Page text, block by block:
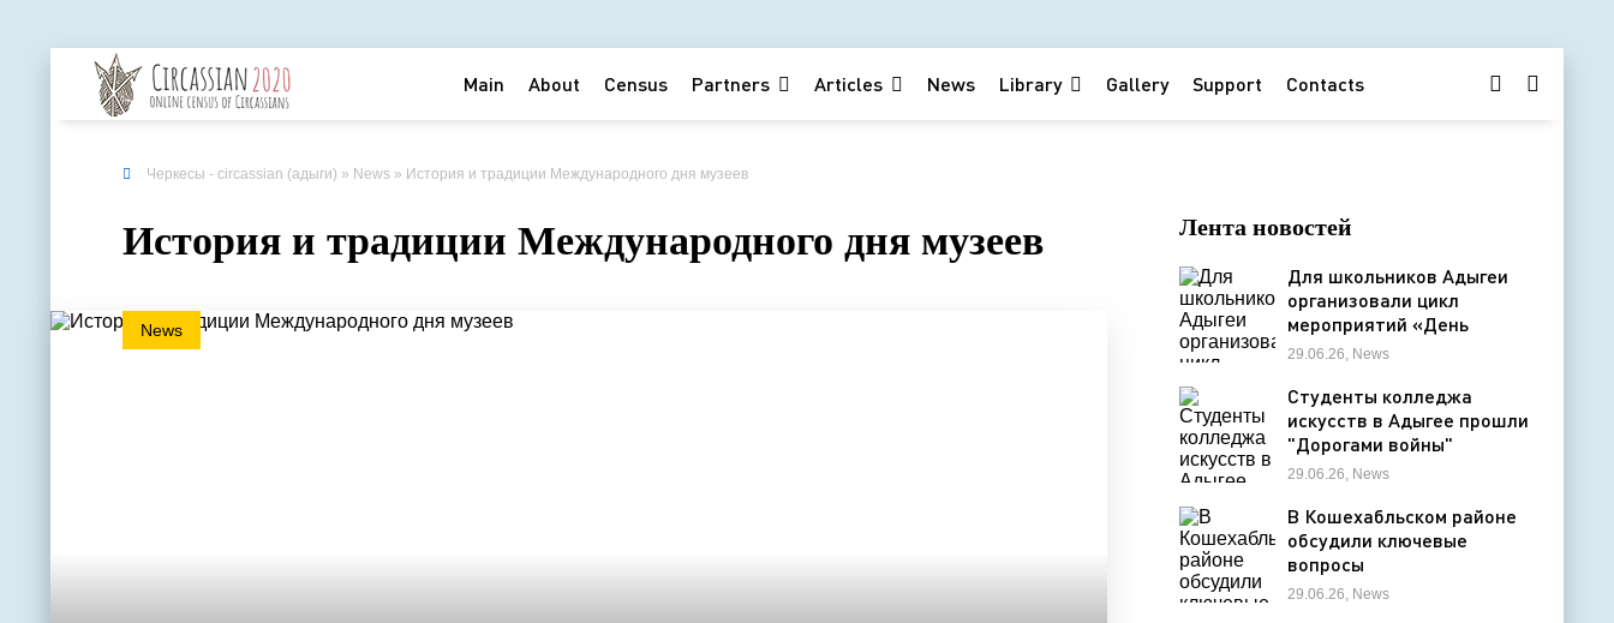
Main About Census Partners Articles News Library Gallery Support Contacts
Черкесы - circassian (адыги) » News » История и традиции Международного дня музеев
История и традиции Международного дня музеев
News
Лента новостей
Для школьников Адыгеи
организовали цикл
мероприятий «День
Памяти»
29.06.26, News
Студенты колледжа
искусств в Адыгее прошли
"Дорогами войны"
29.06.26, News
В Кошехабльском районе
обсудили ключевые
вопросы
жизнедеятельности
29.06.26, News